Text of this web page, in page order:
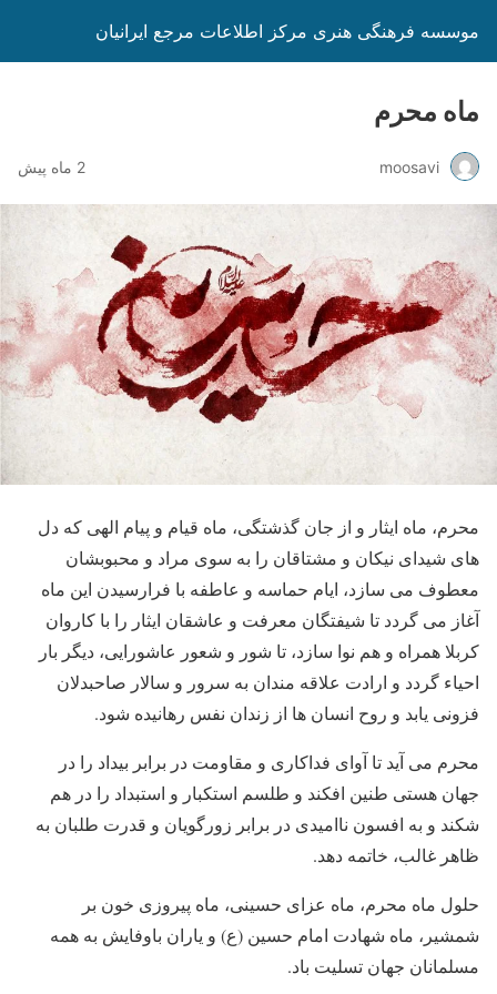
موسسه فرهنگی هنری مرکز اطلاعات مرجع ایرانیان
ماه محرم
moosavi 2 ماه پیش
محرم، ماه ایثار و از جان گذشتگی، ماه قیام و پیام الهی که دل
های شیدای نیکان و مشتاقان را به سوی مراد و محبوبشان
معطوف می سازد، ایام حماسه و عاطفه با فرارسیدن این ماه
آغاز می گردد تا شیفتگان معرفت و عاشقان ایثار را با کاروان
کربلا همراه و هم نوا سازد، تا شور و شعور عاشورایی، دیگر بار
احیاء گردد و ارادت علاقه مندان به سرور و سالار صاحبدلان
فزونی یابد و روح انسان ها از زندان نفس رهانیده شود.
محرم می آید تا آوای فداکاری و مقاومت در برابر بیداد را در
جهان هستی طنین افکند و طلسم استکبار و استبداد را در هم
شکند و به افسون ناامیدی در برابر زورگویان و قدرت طلبان به
ظاهر غالب، خاتمه دهد.
حلول ماه محرم، ماه عزای حسینی، ماه پیروزی خون بر
شمشیر، ماه شهادت امام حسین (ع) و یاران باوفایش به همه
مسلمانان جهان تسلیت باد.